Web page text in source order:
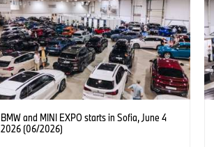
BMW and MINI EXPO starts in Sofia, June 4
2026 (06/2026)